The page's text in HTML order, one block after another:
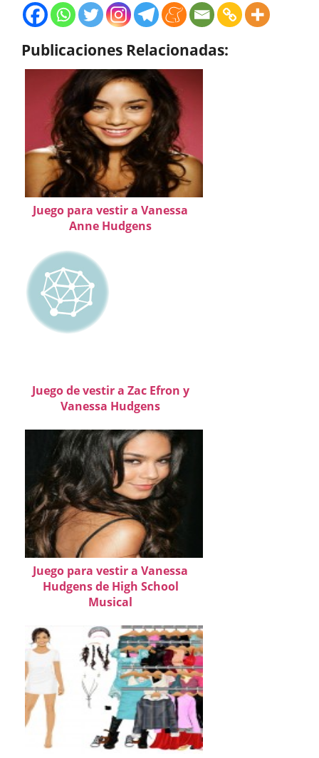
Publicaciones Relacionadas:
Juego para vestir a Vanessa
Anne Hudgens
Juego de vestir a Zac Efron y
Vanessa Hudgens
Juego para vestir a Vanessa
Hudgens de High School
Musical